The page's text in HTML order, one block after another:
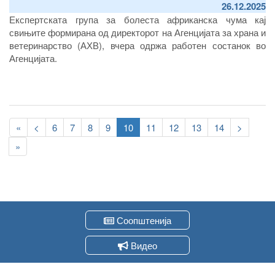
26.12.2025
Експертската група за болеста африканска чума кај
свињите формирана од директорот на Агенцијата за храна и
ветеринарство (АХВ), вчера одржа работен состанок во
Агенцијата.
Pagination
First
page
«
Previous
page
< Page
6 Page
7 Page
8 Page
9
Current
page
10 Page
11 Page
12 Page
13 Page
14
Следна
страна
>
Last
page
»
Соопштенија
Видео